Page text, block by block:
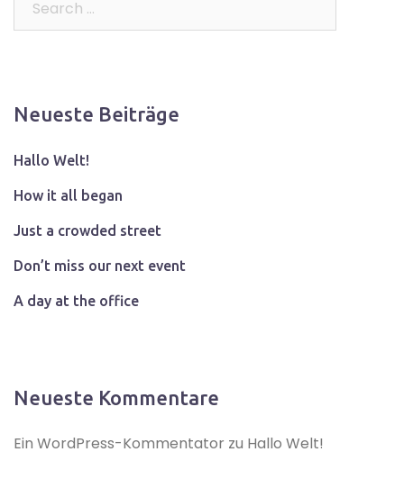
Neueste Beiträge
Hallo Welt!
How it all began
Just a crowded street
Don’t miss our next event
A day at the office
Neueste Kommentare
Ein WordPress-Kommentator zu Hallo Welt!